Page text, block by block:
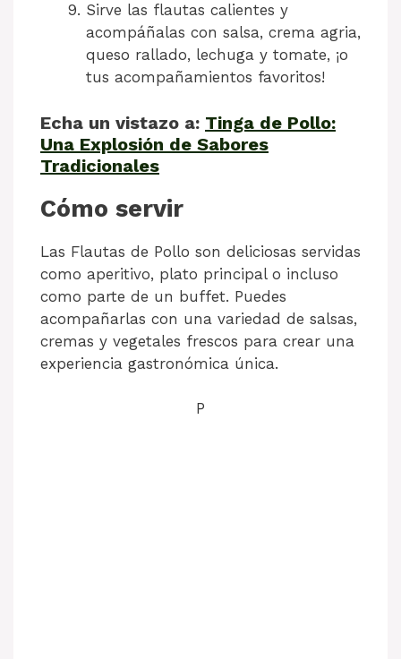
Sirve las flautas calientes y
acompáñalas con salsa, crema agria,
queso rallado, lechuga y tomate, ¡o
tus acompañamientos favoritos!
Echa un vistazo a: Tinga de Pollo:
Una Explosión de Sabores
Tradicionales
Cómo servir
Las Flautas de Pollo son deliciosas servidas
como aperitivo, plato principal o incluso
como parte de un buffet. Puedes
acompañarlas con una variedad de salsas,
cremas y vegetales frescos para crear una
experiencia gastronómica única.
P